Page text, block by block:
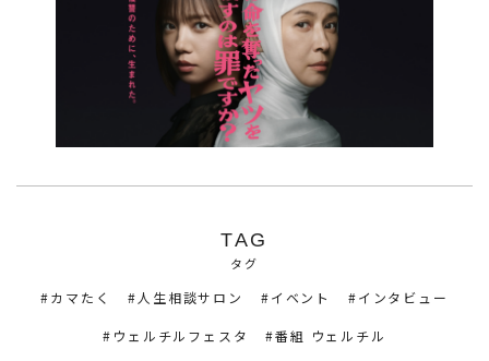
TAG
タグ
カマたく 人生相談サロン イベント インタビュー
ウェルチルフェスタ 番組 ウェルチル